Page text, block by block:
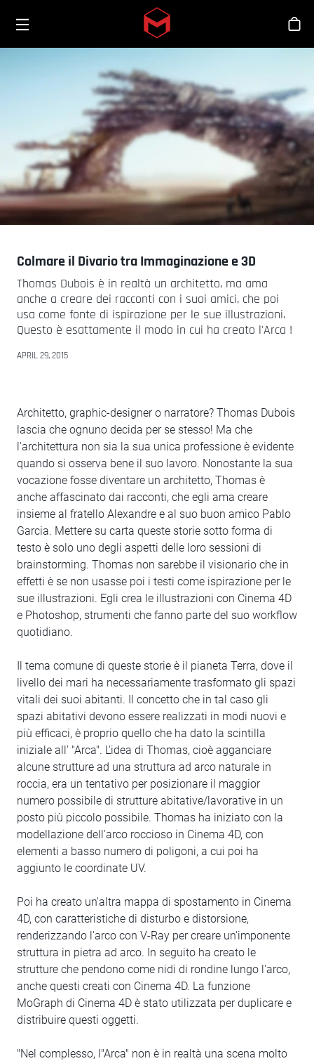
Skip to main content
Colmare il Divario tra Immaginazione e 3D
Thomas Dubois è in realtà un architetto, ma ama
anche a creare dei racconti con i suoi amici, che poi
usa come fonte di ispirazione per le sue illustrazioni.
Questo è esattamente il modo in cui ha creato l'Arca !
APRIL 29, 2015
Architetto, graphic-designer o narratore? Thomas Dubois
lascia che ognuno decida per se stesso! Ma che
l'architettura non sia la sua unica professione è evidente
quando si osserva bene il suo lavoro. Nonostante la sua
vocazione fosse diventare un architetto, Thomas è
anche affascinato dai racconti, che egli ama creare
insieme al fratello Alexandre e al suo buon amico Pablo
Garcia. Mettere su carta queste storie sotto forma di
testo è solo uno degli aspetti delle loro sessioni di
brainstorming. Thomas non sarebbe il visionario che in
effetti è se non usasse poi i testi come ispirazione per le
sue illustrazioni. Egli crea le illustrazioni con Cinema 4D
e Photoshop, strumenti che fanno parte del suo workflow
quotidiano.
Il tema comune di queste storie è il pianeta Terra, dove il
livello dei mari ha necessariamente trasformato gli spazi
vitali dei suoi abitanti. Il concetto che in tal caso gli
spazi abitativi devono essere realizzati in modi nuovi e
più efficaci, è proprio quello che ha dato la scintilla
iniziale all' "Arca". L'idea di Thomas, cioè agganciare
alcune strutture ad una struttura ad arco naturale in
roccia, era un tentativo per posizionare il maggior
numero possibile di strutture abitative/lavorative in un
posto più piccolo possibile. Thomas ha iniziato con la
modellazione dell'arco roccioso in Cinema 4D, con
elementi a basso numero di poligoni, a cui poi ha
aggiunto le coordinate UV.
Poi ha creato un'altra mappa di spostamento in Cinema
4D, con caratteristiche di disturbo e distorsione,
renderizzando l'arco con V-Ray per creare un'imponente
struttura in pietra ad arco. In seguito ha creato le
strutture che pendono come nidi di rondine lungo l'arco,
anche questi creati con Cinema 4D. La funzione
MoGraph di Cinema 4D è stato utilizzata per duplicare e
distribuire questi oggetti.
"Nel complesso, l"Arca" non è in realtà una scena molto